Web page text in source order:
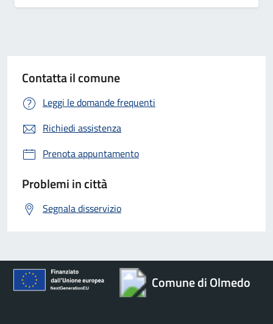
Contatta il comune
Leggi le domande frequenti
Richiedi assistenza
Prenota appuntamento
Problemi in città
Segnala disservizio
Comune di Olmedo